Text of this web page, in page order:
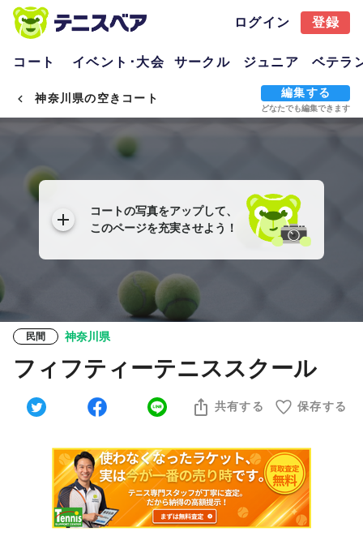
ログイン 登録
コート イベント･大会 サークル ジュニア ベテラ
神奈川県の空きコート 編集する
どなたでも編集できます
コートの写真をアップして、
このページを充実させよう！
民間 神奈川県
フィフティーテニススクール
共有する 保存する